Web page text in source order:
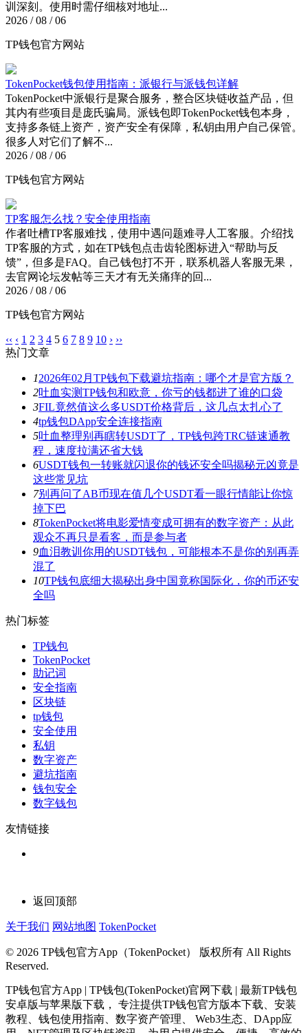
训深刻。使用时需仔细核对地址...
2026 / 08 / 06
TP钱包官方网站
TokenPocket钱包使用指南：派银行与派钱包详解
TokenPocket中派银行是聚合服务，整合区块链收益产品，但
其内有些项目是庞氏骗局。派钱包即TokenPocket钱包本身，
支持多条链上资产，资产安全有保障，私钥由用户自己保管。
很多人对它们了解不...
2026 / 08 / 06
TP钱包官方网站
TP客服怎么找？安全使用指南
作者吐槽TP客服难找，使用中遇问题难寻人工客服。介绍找
TP客服的方式，如在TP钱包点击齿轮图标进入“帮助与反
馈”，但多是FAQ。自己钱包打不开，联系机器人客服无果，
去官网论坛发帖等三天才有无关痛痒的回...
2026 / 08 / 06
TP钱包官方网站
‹‹ ‹ 1 2 3 4 5 6 7 8 9 10 › ››
热门文章
12026年02月TP钱包下载避坑指南：哪个才是官方版？
2吐血实测TP钱包和欧意，你亏的钱都进了谁的口袋
3FIL竟然值这么多USDT价格背后，这几点太扎心了
4tp钱包DApp安全连接指南
5吐血整理别再瞎转USDT了，TP钱包跨TRC链速通教
程，速度拉满还省大钱
6USDT钱包一转账就闪退你的钱还安全吗揭秘元凶竟是
这些常见坑
7别再问了AB币现在值几个USDT看一眼行情能让你惊
掉下巴
8TokenPocket将电影爱情变成可拥有的数字资产：从此
观众不再只是看客，而是参与者
9血泪教训你用的USDT钱包，可能根本不是你的别再弄
混了
10TP钱包底细大揭秘出身中国竟称国际化，你的币还安
全吗
热门标签
TP钱包
TokenPocket
助记词
安全指南
区块链
tp钱包
安全使用
私钥
数字资产
避坑指南
钱包安全
数字钱包
友情链接
返回顶部
关于我们 网站地图 TokenPocket
© 2026 TP钱包官方App（TokenPocket） 版权所有 All Rights
Reserved.
TP钱包官方App | TP钱包(TokenPocket)官网下载 | 最新TP钱包
安卓版与苹果版下载， 专注提供TP钱包官方版本下载、安装
教程、钱包使用指南、数字资产管理、 Web3生态、DApp应